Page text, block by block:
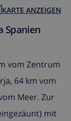
KARTE ANZEIGEN
Spanien
vom Zentrum
64 km vom
Meer. Zur
mit